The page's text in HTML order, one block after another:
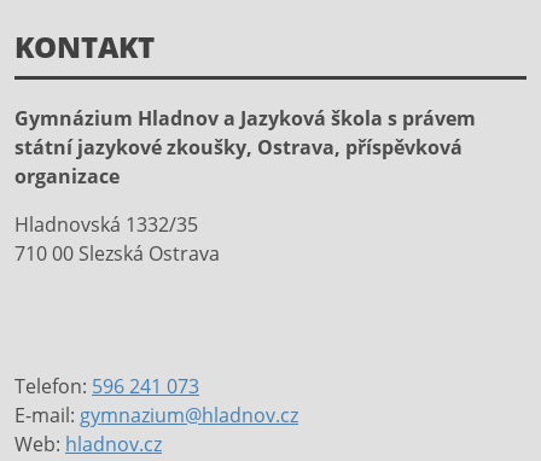
KONTAKT
Gymnázium Hladnov a Jazyková škola s právem
státní jazykové zkoušky, Ostrava, příspěvková
organizace
Hladnovská 1332/35
710 00 Slezská Ostrava
Telefon: 596 241 073
E-mail: gymnazium@hladnov.cz
Web: hladnov.cz